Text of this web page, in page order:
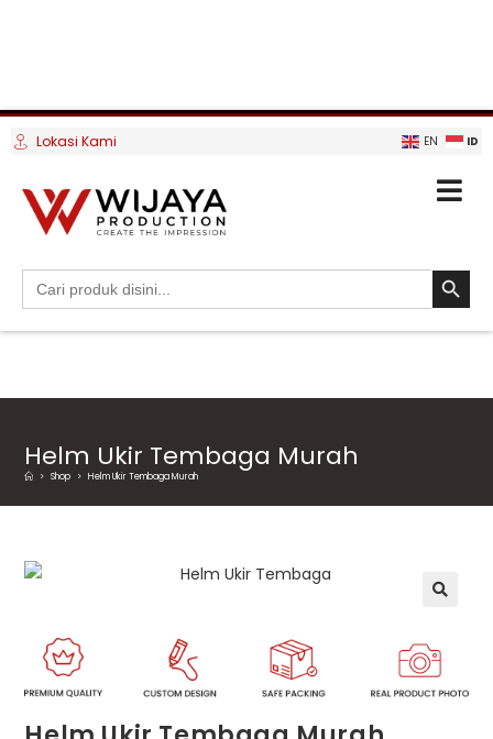
Lokasi Kami EN ID
Search
for:
SEARCH
Helm Ukir Tembaga Murah
> Shop > Helm Ukir Tembaga Murah